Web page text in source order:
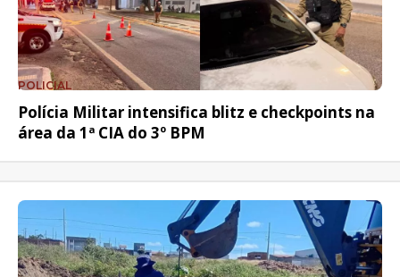
POLICIAL
Polícia Militar intensifica blitz e checkpoints na
área da 1ª CIA do 3º BPM